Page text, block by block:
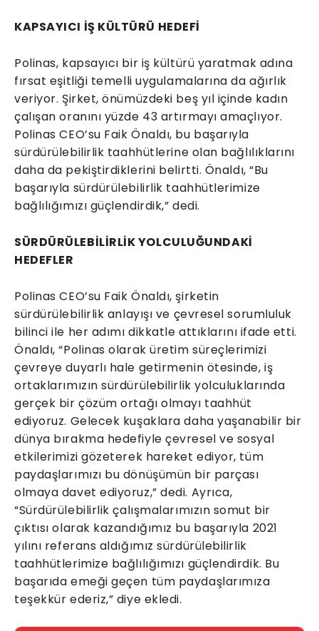
KAPSAYICI İŞ KÜLTÜRÜ HEDEFİ
Polinas, kapsayıcı bir iş kültürü yaratmak adına
fırsat eşitliği temelli uygulamalarına da ağırlık
veriyor. Şirket, önümüzdeki beş yıl içinde kadın
çalışan oranını yüzde 43 artırmayı amaçlıyor.
Polinas CEO’su Faik Önaldı, bu başarıyla
sürdürülebilirlik taahhütlerine olan bağlılıklarını
daha da pekiştirdiklerini belirtti. Önaldı, “Bu
başarıyla sürdürülebilirlik taahhütlerimize
bağlılığımızı güçlendirdik,” dedi.
SÜRDÜRÜLEBİLİRLİK YOLCULUĞUNDAKİ
HEDEFLER
Polinas CEO’su Faik Önaldı, şirketin
sürdürülebilirlik anlayışı ve çevresel sorumluluk
bilinci ile her adımı dikkatle attıklarını ifade etti.
Önaldı, “Polinas olarak üretim süreçlerimizi
çevreye duyarlı hale getirmenin ötesinde, iş
ortaklarımızın sürdürülebilirlik yolculuklarında
gerçek bir çözüm ortağı olmayı taahhüt
ediyoruz. Gelecek kuşaklara daha yaşanabilir bir
dünya bırakma hedefiyle çevresel ve sosyal
etkilerimizi gözeterek hareket ediyor, tüm
paydaşlarımızı bu dönüşümün bir parçası
olmaya davet ediyoruz,” dedi. Ayrıca,
“Sürdürülebilirlik çalışmalarımızın somut bir
çıktısı olarak kazandığımız bu başarıyla 2021
yılını referans aldığımız sürdürülebilirlik
taahhütlerimize bağlılığımızı güçlendirdik. Bu
başarıda emeği geçen tüm paydaşlarımıza
teşekkür ederiz,” diye ekledi.